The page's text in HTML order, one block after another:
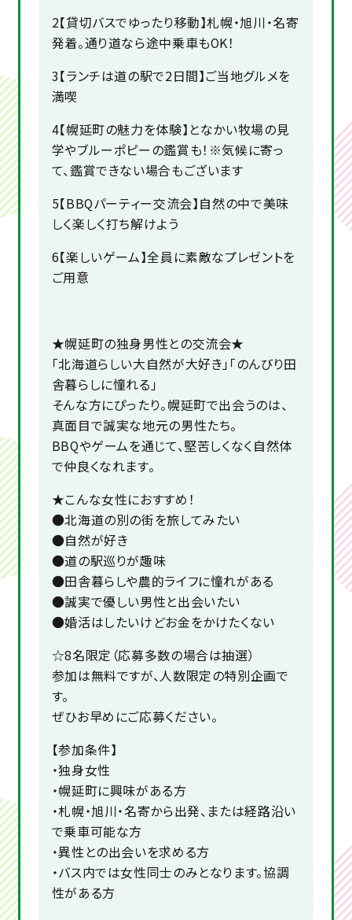
2【貸切バスでゆったり移動】札幌・旭川・名寄
発着。通り道なら途中乗車もOK！
3【ランチは道の駅で2日間】ご当地グルメを
満喫
4【幌延町の魅力を体験】となかい牧場の見
学やブルーポピーの鑑賞も！※気候に寄っ
て、鑑賞できない場合もございます
5【BBQパーティー交流会】自然の中で美味
しく楽しく打ち解けよう
6【楽しいゲーム】全員に素敵なプレゼントを
ご用意
★幌延町の独身男性との交流会★
「北海道らしい大自然が大好き」「のんびり田
舎暮らしに憧れる」
そんな方にぴったり。幌延町で出会うのは、
真面目で誠実な地元の男性たち。
BBQやゲームを通じて、堅苦しくなく自然体
で仲良くなれます。
★こんな女性におすすめ！
●北海道の別の街を旅してみたい
●自然が好き
●道の駅巡りが趣味
●田舎暮らしや農的ライフに憧れがある
●誠実で優しい男性と出会いたい
●婚活はしたいけどお金をかけたくない
☆8名限定（応募多数の場合は抽選）
参加は無料ですが、人数限定の特別企画で
す。
ぜひお早めにご応募ください。
【参加条件】
・独身女性
・幌延町に興味がある方
・札幌・旭川・名寄から出発、または経路沿い
で乗車可能な方
・異性との出会いを求める方
・バス内では女性同士のみとなります。協調
性がある方